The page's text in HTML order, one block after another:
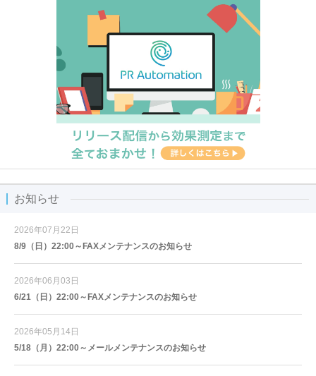
お知らせ
2026年07月22日
8/9（日）22:00～FAXメンテナンスのお知らせ
2026年06月03日
6/21（日）22:00～FAXメンテナンスのお知らせ
2026年05月14日
5/18（月）22:00～メールメンテナンスのお知らせ